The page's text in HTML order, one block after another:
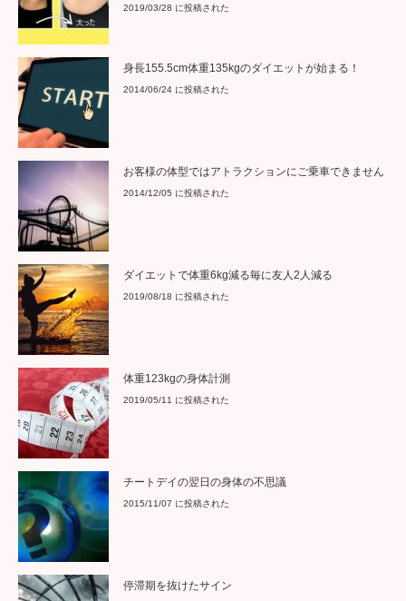
2019/03/28 に投稿された
身長155.5cm体重135kgのダイエットが始まる！
2014/06/24 に投稿された
お客様の体型ではアトラクションにご乗車できません
2014/12/05 に投稿された
ダイエットで体重6kg減る毎に友人2人減る
2019/08/18 に投稿された
体重123kgの身体計測
2019/05/11 に投稿された
チートデイの翌日の身体の不思議
2015/11/07 に投稿された
停滞期を抜けたサイン